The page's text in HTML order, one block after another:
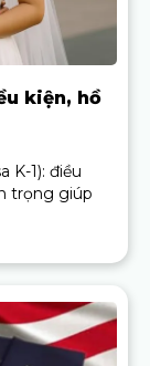
kiện, hồ
K-1): điều
trọng giúp